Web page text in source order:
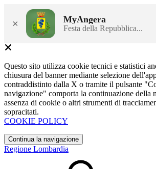
× MyAngera
Festa della Repubblica...
Questo sito utilizza cookie tecnici e statistici
chiusura del banner mediante selezione
contraddistinto dalla X o tramite il pulsante
navigazione" comporta la continuazione della
assenza di cookie o altri strumenti di
sopracitati.
COOKIE POLICY
Continua la navigazione
Regione Lombardia